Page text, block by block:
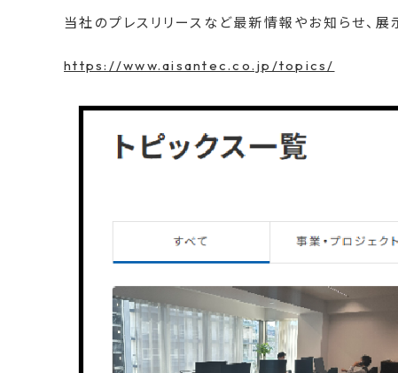
当社のプレスリリースなど最新情報やお知らせ、
https://www.aisantec.co.jp/topics/